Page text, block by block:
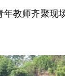
教师齐聚现